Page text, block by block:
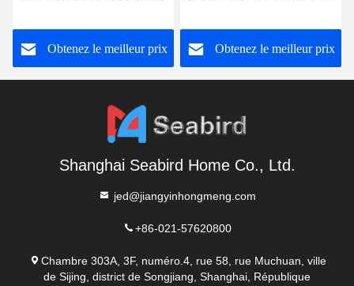
prélèvement de sang avec
capuchon jetable
Obtenez le meilleur prix Obtenez le meilleur prix
Shanghai Seabird Home Co., Ltd.
jed@jiangyinhongmeng.com
+86-021-57620800
Chambre 303A, 3F, numéro.4, rue 58, rue Muchuan, ville
de Sijing, district de Songjiang, Shanghai, République